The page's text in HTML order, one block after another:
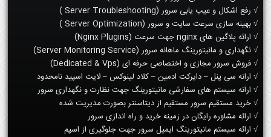
√ رفع اشکال و عیب یابی سرور (Server Troubleshooting )
√ بهینه سازی سرعت سایت و سرور (Server Optimization )
√ ارائه پلاگین های nginx جهت سرعت (Nginx Plugins)
√ نگهداری و مانیتورینگ ماهانه سرور (Server Monitoring Service)
√ فروش سرور مجازی و اختصاصی حرفه ای (Dedicated & Vps)
√ ارانه سی پنل – دایرکت ادمین – کلاد لینوکس – لایت اسپید نامحدود
√ ارانه سیستم های سفارشی مانیتورینگ جهت نظارت و نگهداری سرور
√ خرید مستقیم سرور مستقیم از دیتاسنتر بصورت مدیریت شده
√ ارائه مشاوره رایگان در زمینه خرید و راه اندازی سرور
√ ارائه سیستم مانیتورینگ ایمیل سرور جهت جلوگیری از اسپم